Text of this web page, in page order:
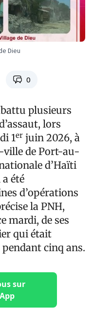
Dieu
0
plusieurs
lors
1er juin 2026, à
ville de Port-au-
d’Haïti
été
d’opérations
la PNH,
mardi, de ses
qui était
cinq ans.
sur